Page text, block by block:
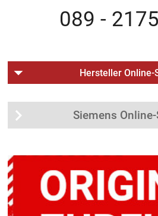
089 -
Hersteller Online-
Siemens